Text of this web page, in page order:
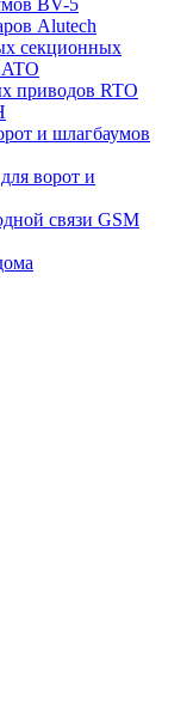
BV-5
Alutech
секционных
приводов RTO
и шлагбаумов
ворот и
связи GSM